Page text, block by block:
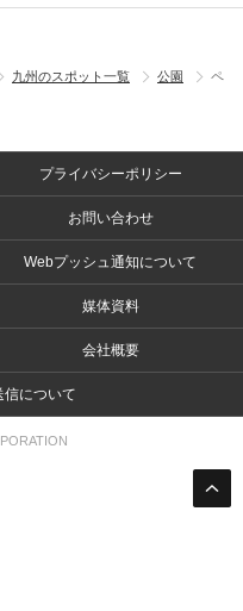
九州のスポット一覧 公園
ペ
プライバシーポリシー
お問い合わせ
Webプッシュ通知について
媒体資料
会社概要
信について